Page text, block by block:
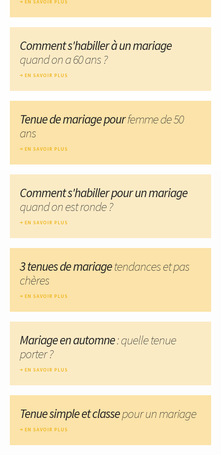
EN SAVOIR PLUS
Comment s'habiller à un mariage
quand on a 60 ans ?
EN SAVOIR PLUS
Tenue de mariage pourfemme de 50
ans
EN SAVOIR PLUS
Comment s'habiller pour un mariage
quand on est ronde ?
EN SAVOIR PLUS
3 tenues de mariagetendances et pas
chères
EN SAVOIR PLUS
Mariage en automne: quelle tenue
porter ?
EN SAVOIR PLUS
Tenue simple et classepour un mariage
EN SAVOIR PLUS